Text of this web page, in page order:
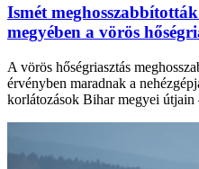
Ismét
megyében a vörös
A vörös hőségriasztás
érvényben maradnak a
korlátozások Bihar megyei